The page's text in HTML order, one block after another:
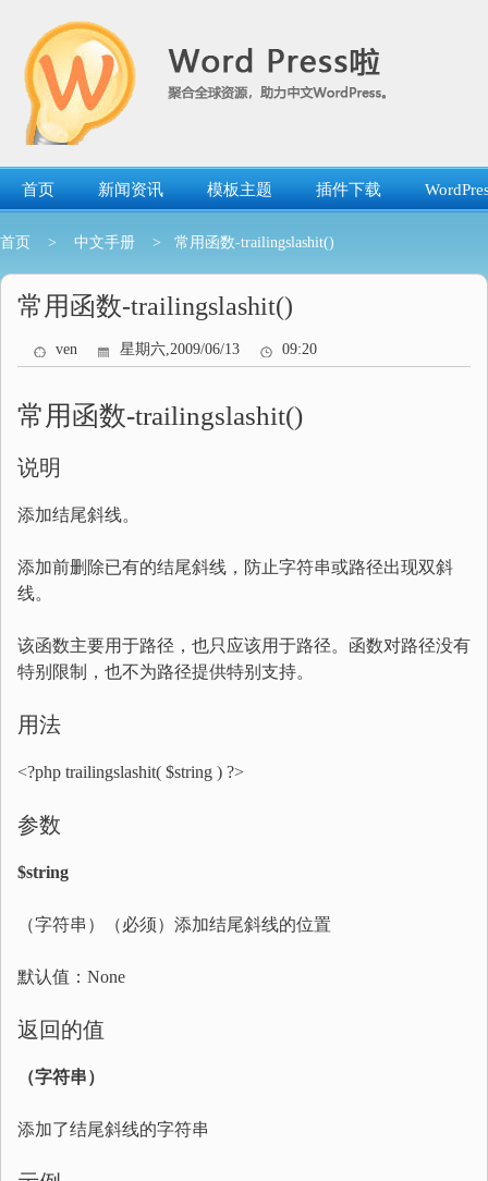
首页 新闻资讯 模板主题 插件下载
首页 > 中文手册 > 常用函数-trailingslashit()
常用函数-trailingslashit()
ven 星期六,2009/06/13 09:20
常用函数-trailingslashit()
说明
添加结尾斜线。
添加前删除已有的结尾斜线，防止字符串或路径出现双斜
线。
该函数主要用于路径，也只应该用于路径。函数对路径没有
特别限制，也不为路径提供特别支持。
用法
<?php trailingslashit( $string ) ?>
参数
$string
（字符串）（必须）添加结尾斜线的位置
默认值：None
返回的值
（字符串）
添加了结尾斜线的字符串